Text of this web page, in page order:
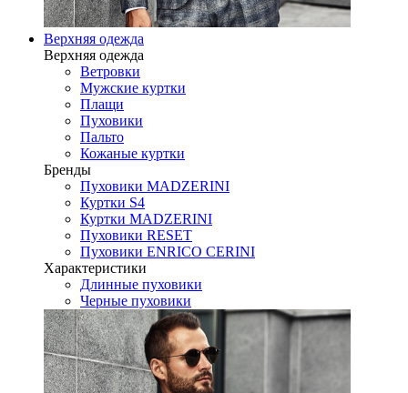
Верхняя одежда
Верхняя одежда
Ветровки
Мужские куртки
Плащи
Пуховики
Пальто
Кожаные куртки
Бренды
Пуховики MADZERINI
Куртки S4
Куртки MADZERINI
Пуховики RESET
Пуховики ENRICO CERINI
Характеристики
Длинные пуховики
Черные пуховики